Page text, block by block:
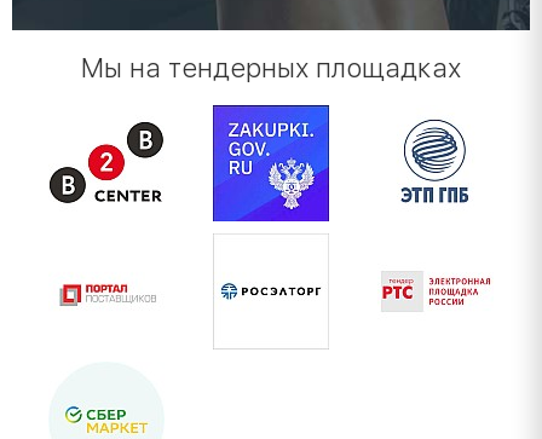
Мы на тендерных площадках